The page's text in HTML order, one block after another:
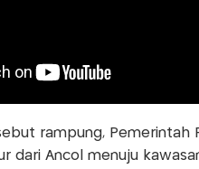
rampung, Pemerintah
dari Ancol menuju